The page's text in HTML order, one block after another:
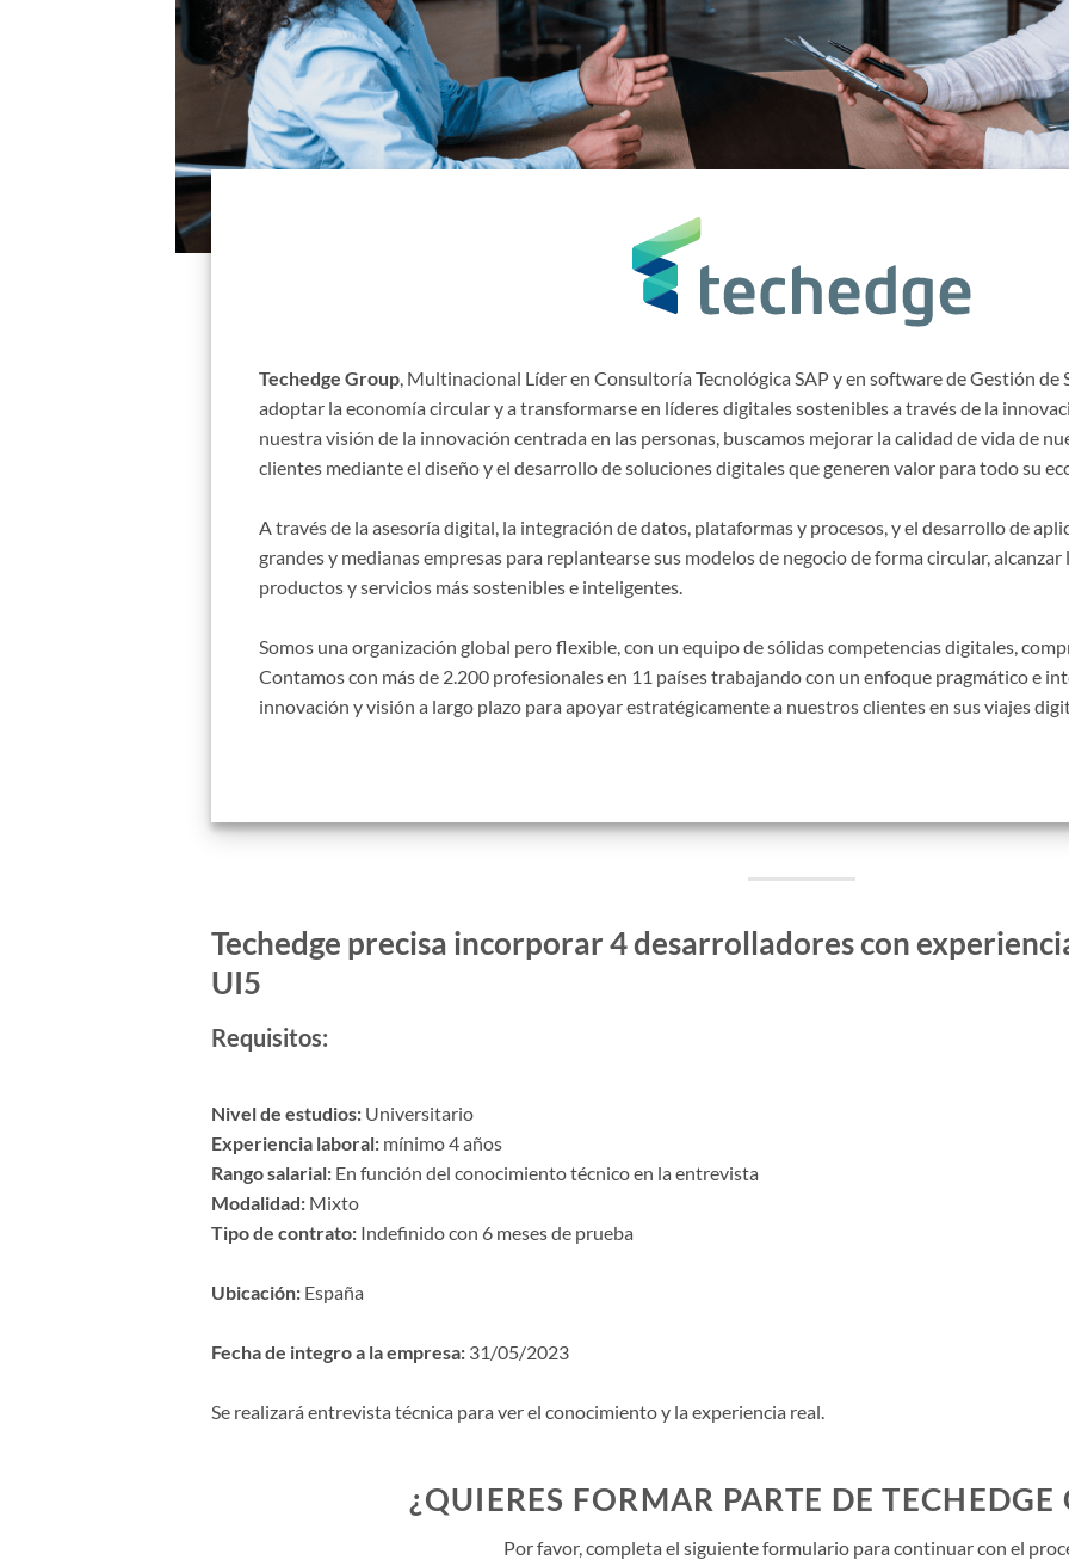
Techedge Group, Multinacional Líder en Consultoría Tecnológica SAP y en software de Gestión de
adoptar la economía circular y a transformarse en líderes digitales sostenibles a través de la
nuestra visión de la innovación centrada en las personas, buscamos mejorar la calidad de vida de
clientes mediante el diseño y el desarrollo de soluciones digitales que generen valor para todo su
A través de la asesoría digital, la integración de datos, plataformas y procesos, y el desarrollo de
grandes y medianas empresas para replantearse sus modelos de negocio de forma circular,
productos y servicios más sostenibles e inteligentes.
Somos una organización global pero flexible, con un equipo de sólidas competencias digitales,
Contamos con más de 2.200 profesionales en 11 países trabajando con un enfoque pragmático e
innovación y visión a largo plazo para apoyar estratégicamente a nuestros clientes en sus viajes
Techedge precisa incorporar 4desarrolladores con
UI5
Requisitos:
Nivel de estudios: Universitario
Experiencia laboral: mínimo 4 años
Rango salarial: En función del conocimiento técnico en la entrevista
Modalidad: Mixto
Tipo de contrato: Indefinido con 6 meses de prueba
Ubicación: España
Fecha de integro a la empresa: 31/05/2023
Se realizará entrevista técnica para ver el conocimiento y la experiencia real.
¿QUIERES FORMAR PARTE DE TECHEDGE
Por favor, completa el siguiente formulario para continuar con el